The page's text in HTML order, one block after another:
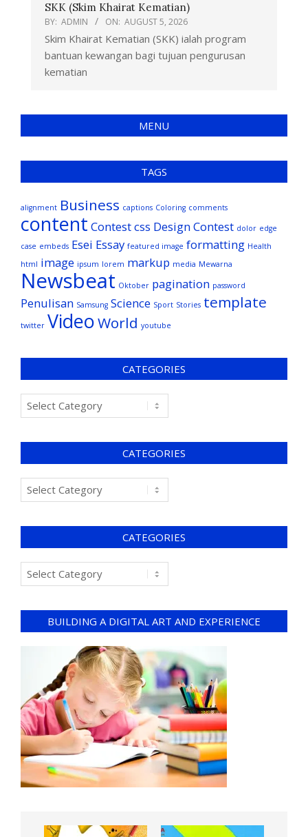
SKK (Skim Khairat Kematian)
BY: ADMIN ON: AUGUST 5, 2026
Skim Khairat Kematian (SKK) ialah program
bantuan kewangan bagi tujuan pengurusan
kematian
MENU
TAGS
alignment Business captions Coloring comments
content Contestcss Design Contest dolor edge
case embeds Esei Essay featured image formatting Health
html image ipsum lorem markup media Mewarna
Newsbeat Oktober pagination password
Penulisan Samsung Science Sport Stories template
twitter VideoWorld youtube
CATEGORIES
CATEGORIES
CATEGORIES
BUILDING A DIGITAL ART AND EXPERIENCE